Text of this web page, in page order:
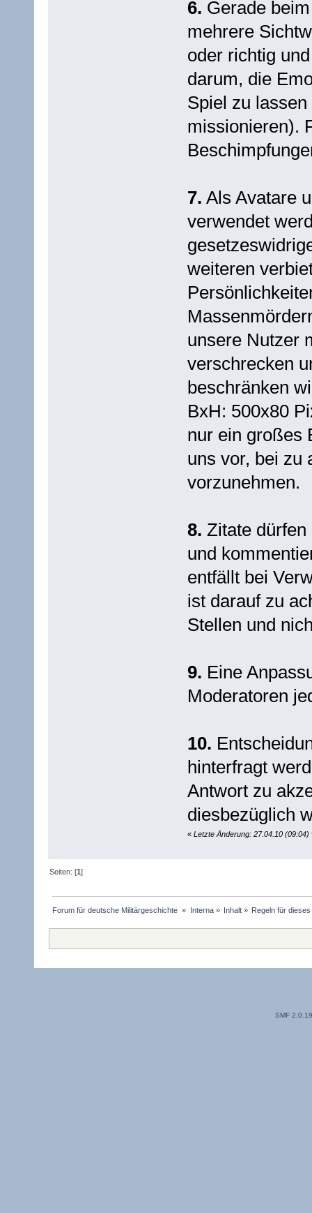
6. Gerade
mehrere
oder richtig
darum, die
Spiel zu
missionieren).
7. Als Avatare
verwendet
weiteren
unsere Nutzer
verschrecken
beschränken
BxH: 500x80
nur ein großes
uns vor, bei zu
vorzunehmen.
8. Zitate
und
entfällt bei
ist darauf zu
Stellen und
9. Eine
Moderatoren
10.
hinterfragt
Antwort zu
diesbezüglich
« Letzte Änderung: 27.04.10 (09:04)
Seiten: [1]
Forum für deutsche Militärgeschichte » Interna» Inhalt» Regeln für
SMF 2.0.19